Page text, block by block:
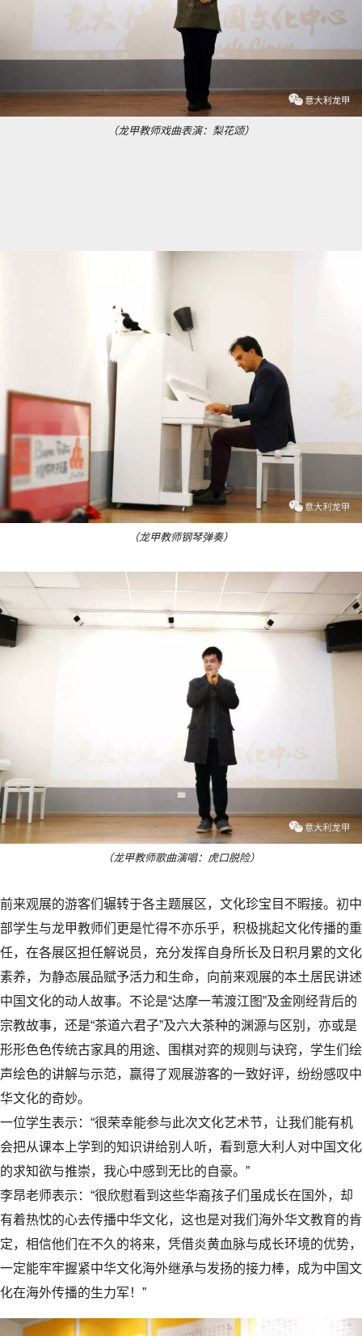
（龙甲教师戏曲表演：梨花颂）
（龙甲教师钢琴弹奏）
（龙甲教师歌曲演唱：虎口脱险）
前来观展的游客们辗转于各主题展区，文化珍宝目不暇接。初中
部学生与龙甲教师们更是忙得不亦乐乎，积极挑起文化传播的重
任，在各展区担任解说员，充分发挥自身所长及日积月累的文化
素养，为静态展品赋予活力和生命，向前来观展的本土居民讲述
中国文化的动人故事。不论是“达摩一苇渡江图”及金刚经背后的
宗教故事，还是“茶道六君子”及六大茶种的渊源与区别，亦或是
形形色色传统古家具的用途、围棋对弈的规则与诀窍，学生们绘
声绘色的讲解与示范，赢得了观展游客的一致好评，纷纷感叹中
华文化的奇妙。
一位学生表示：“很荣幸能参与此次文化艺术节，让我们能有机
会把从课本上学到的知识讲给别人听，看到意大利人对中国文化
的求知欲与推崇，我心中感到无比的自豪。”
李昂老师表示：“很欣慰看到这些华裔孩子们虽成长在国外，却
有着热忱的心去传播中华文化，这也是对我们海外华文教育的肯
定，相信他们在不久的将来，凭借炎黄血脉与成长环境的优势，
一定能牢牢握紧中华文化海外继承与发扬的接力棒，成为中国文
化在海外传播的生力军！”